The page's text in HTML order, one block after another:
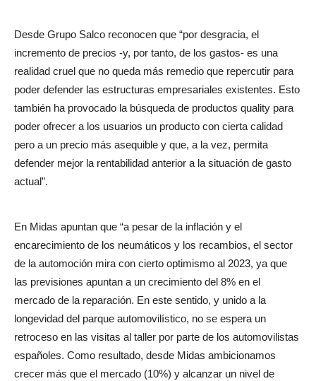
Desde Grupo Salco reconocen que “por desgracia, el
incremento de precios -y, por tanto, de los gastos- es una
realidad cruel que no queda más remedio que repercutir para
poder defender las estructuras empresariales existentes. Esto
también ha provocado la búsqueda de productos quality para
poder ofrecer a los usuarios un producto con cierta calidad
pero a un precio más asequible y que, a la vez, permita
defender mejor la rentabilidad anterior a la situación de gasto
actual”.
En Midas apuntan que “a pesar de la inflación y el
encarecimiento de los neumáticos y los recambios, el sector
de la automoción mira con cierto optimismo al 2023, ya que
las previsiones apuntan a un crecimiento del 8% en el
mercado de la reparación. En este sentido, y unido a la
longevidad del parque automovilístico, no se espera un
retroceso en las visitas al taller por parte de los automovilistas
españoles. Como resultado, desde Midas ambicionamos
crecer más que el mercado (10%) y alcanzar un nivel de